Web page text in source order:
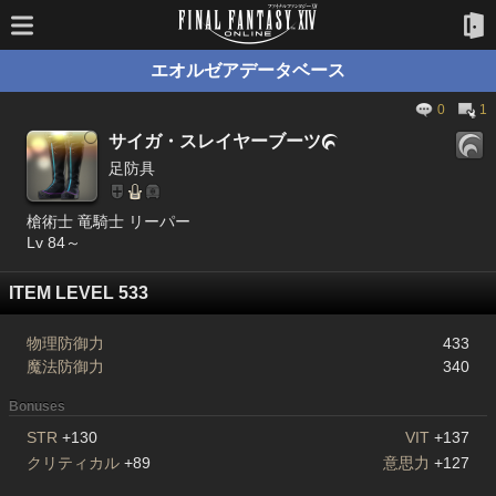
エオルゼアデータベース
0 1
サイガ・スレイヤーブーツ
足防具
槍術士 竜騎士 リーパー
Lv 84～
ITEM LEVEL 533
物理防御力
433
魔法防御力
340
Bonuses
STR +130 VIT +137
クリティカル +89 意思力 +127